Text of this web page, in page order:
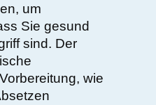
um
Sie gesund
sind. Der
wie